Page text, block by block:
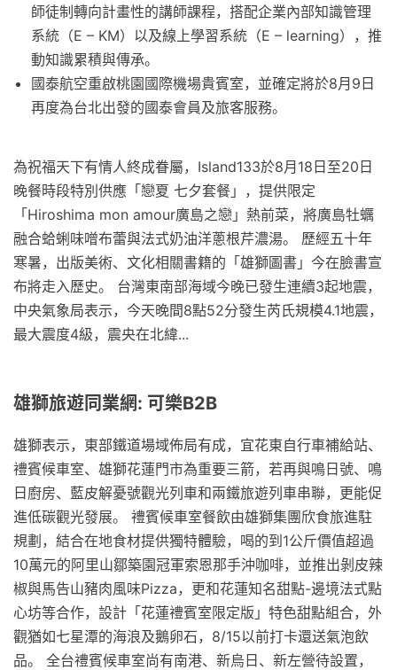
師徒制轉向計畫性的講師課程，搭配企業內部知識管理
系統（E – KM）以及線上學習系統（E – learning），推
動知識累積與傳承。
國泰航空重啟桃園國際機場貴賓室，並確定將於8月9日
再度為台北出發的國泰會員及旅客服務。
為祝福天下有情人終成眷屬，Island133於8月18日至20日
晚餐時段特別供應「戀夏 七夕套餐」，提供限定
「Hiroshima mon amour廣島之戀」熱前菜，將廣島牡蠣
融合蛤蜊味噌布蕾與法式奶油洋蔥根芹濃湯。 歷經五十年
寒暑，出版美術、文化相關書籍的「雄獅圖書」今在臉書宣
布將走入歷史。 台灣東南部海域今晚已發生連續3起地震，
中央氣象局表示，今天晚間8點52分發生芮氏規模4.1地震，
最大震度4級，震央在北緯...
雄獅旅遊同業網: 可樂B2B
雄獅表示，東部鐵道場域佈局有成，宜花東自行車補給站、
禮賓候車室、雄獅花蓮門市為重要三箭，若再與鳴日號、鳴
日廚房、藍皮解憂號觀光列車和兩鐵旅遊列車串聯，更能促
進低碳觀光發展。 禮賓候車室餐飲由雄獅集團欣食旅進駐
規劃，結合在地食材提供獨特體驗，喝的到1公斤價值超過
10萬元的阿里山鄒築園冠軍索恩那手沖咖啡，並推出剝皮辣
椒與馬告山豬肉風味Pizza，更和花蓮知名甜點-邊境法式點
心坊等合作，設計「花蓮禮賓室限定版」特色甜點組合，外
觀猶如七星潭的海浪及鵝卵石，8/15以前打卡還送氣泡飲
品。 全台禮賓候車室尚有南港、新烏日、新左營待設置，